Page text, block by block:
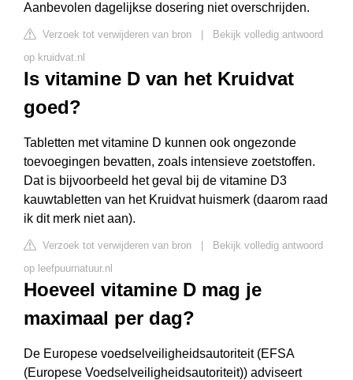
Aanbevolen dagelijkse dosering niet overschrijden.
Verzoek tot verwijderen van bron
Bekijk volledig antwoord
op kruidvat.nl
Is vitamine D van het Kruidvat
goed?
Tabletten met vitamine D kunnen ook ongezonde
toevoegingen bevatten, zoals intensieve zoetstoffen.
Dat is bijvoorbeeld het geval bij de vitamine D3
kauwtabletten van het Kruidvat huismerk (daarom raad
ik dit merk niet aan).
Verzoek tot verwijderen van bron
Bekijk volledig antwoord
op leefpuurnatuur.nl
Hoeveel vitamine D mag je
maximaal per dag?
De Europese voedselveiligheidsautoriteit (EFSA
(Europese Voedselveiligheidsautoriteit)) adviseert